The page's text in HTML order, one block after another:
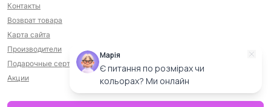
Контакты
Возврат товара
Карта сайта
Производители
Подарочные сертификаты
Акции
Марія
Є питання по розмірах чи
кольорах? Ми онлайн